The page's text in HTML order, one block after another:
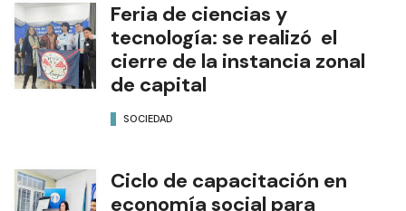
Feria de ciencias y
tecnología: se realizó el
cierre de la instancia zonal
de capital
SOCIEDAD
Ciclo de capacitación en
economía social para